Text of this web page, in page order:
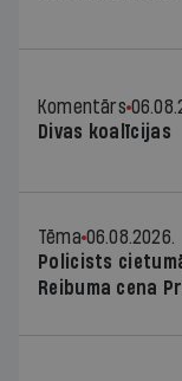
Komentārs
Divas koalīcijas
Tēma 06.08.2026.
Policists
Reibuma cena